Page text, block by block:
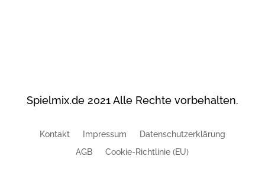
Spielmix.de 2021 Alle Rechte vorbehalten.
Kontakt Impressum
Datenschutzerklärung
AGB
Cookie-Richtlinie (EU)